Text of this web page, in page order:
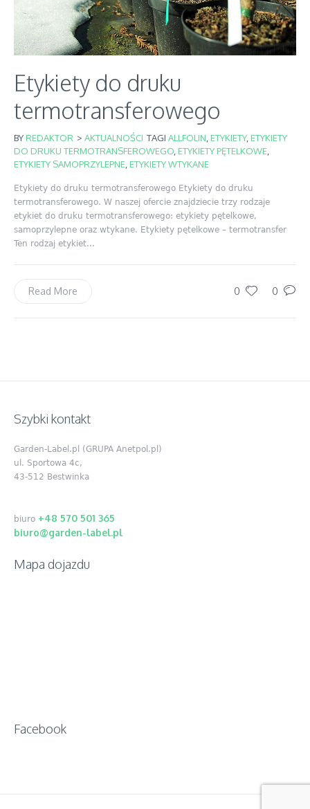
Etykiety do druku
termotransferowego
BYREDAKTOR > AKTUALNOŚCI TAGI ALLFOLIN ETYKIETY, ETYKIETY
DO DRUKU TERMOTRANSFEROWEGO ETYKIETY PĘTELKOWE
ETYKIETY SAMOPRZYLEPNE ETYKIETY WTYKANE
Etykiety do druku termotransferowego Etykiety do druku
termotransferowego. W naszej ofercie znajdziecie trzy rodzaje
etykiet do druku termotransferowego: etykiety pętelkowe,
samoprzylepne oraz wtykane. Etykiety pętelkowe – termotransfer
Ten rodzaj etykiet...
0 0
Read More
Szybki kontakt
Garden-Label.pl (GRUPA Anetpol.pl)
ul. Sportowa 4c,
43-512 Bestwinka
biuro +48 570 501 365
biuro@garden-label.pl
Mapa dojazdu
Facebook